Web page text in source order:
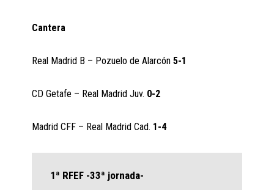
Cantera
Real Madrid B – Pozuelo de Alarcón5-1
CD Getafe – Real Madrid Juv. 0-2
Madrid CFF – Real Madrid Cad. 1-4
1ª RFEF -33ª jornada-